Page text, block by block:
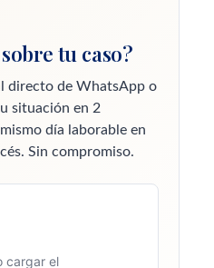
tu caso?
directo de WhatsApp o
situación en 2
día laborable en
Sin compromiso.
cargar el